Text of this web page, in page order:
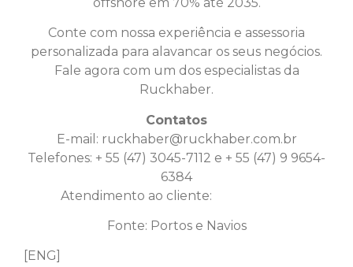
Conte com nossa experiência e assessoria
personalizada para alavancar os seus negócios.
Fale agora com um dos especialistas da
Ruckhaber.
Contatos
E-mail: ruckhaber@ruckhaber.com.br
Telefones: + 55 (47) 3045-7112 e + 55 (47) 9 9654-
6384
Atendimento ao cliente:
Fonte: Portos e Navios
[ENG]